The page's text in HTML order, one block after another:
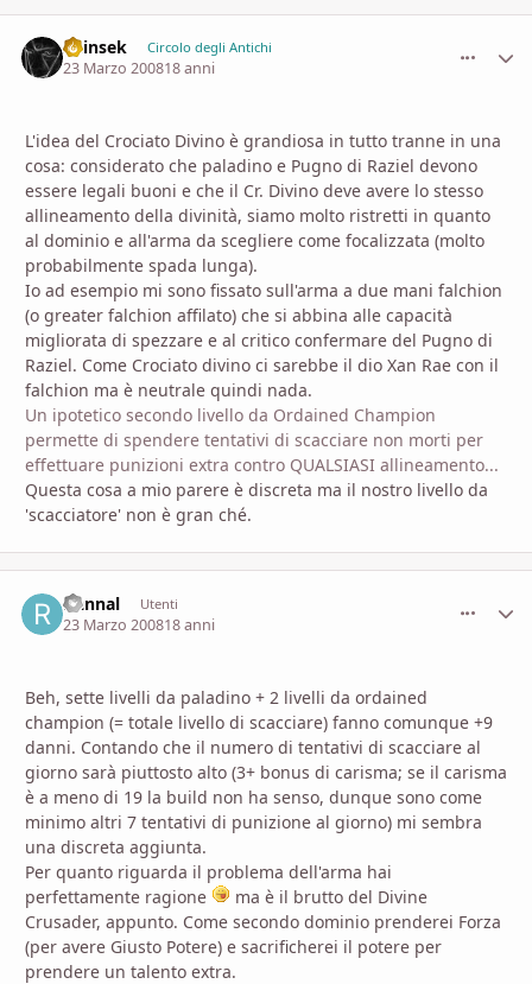
Shinsek Circolo degli Antichi
23 Marzo 200818 anni
L'idea del Crociato Divino è grandiosa in tutto tranne in una
cosa: considerato che paladino e Pugno di Raziel devono
essere legali buoni e che il Cr. Divino deve avere lo stesso
allineamento della divinità, siamo molto ristretti in quanto
al dominio e all'arma da scegliere come focalizzata (molto
probabilmente spada lunga).
Io ad esempio mi sono fissato sull'arma a due mani falchion
(o greater falchion affilato) che si abbina alle capacità
migliorata di spezzare e al critico confermare del Pugno di
Raziel. Come Crociato divino ci sarebbe il dio Xan Rae con il
falchion ma è neutrale quindi nada.
Un ipotetico secondo livello da Ordained Champion
permette di spendere tentativi di scacciare non morti per
effettuare punizioni extra contro QUALSIASI allineamento...
Questa cosa a mio parere è discreta ma il nostro livello da
'scacciatore' non è gran ché.
riannal Utenti
23 Marzo 200818 anni
Beh, sette livelli da paladino + 2 livelli da ordained
champion (= totale livello di scacciare) fanno comunque +9
danni. Contando che il numero di tentativi di scacciare al
giorno sarà piuttosto alto (3+ bonus di carisma; se il carisma
è a meno di 19 la build non ha senso, dunque sono come
minimo altri 7 tentativi di punizione al giorno) mi sembra
una discreta aggiunta.
Per quanto riguarda il problema dell'arma hai
perfettamente ragione
ma è il brutto del Divine
Crusader, appunto. Come secondo dominio prenderei Forza
(per avere Giusto Potere) e sacrificherei il potere per
prendere un talento extra.